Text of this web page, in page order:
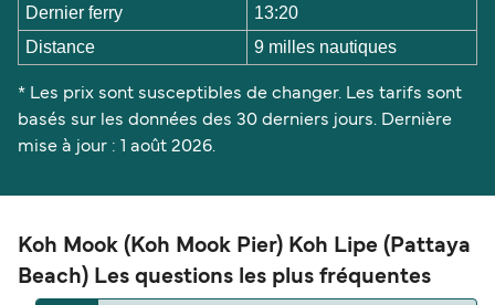
Dernier ferry
13:20
Distance
9 milles nautiques
* Les prix sont susceptibles de changer. Les tarifs sont
basés sur les données des 30 derniers jours. Dernière
mise à jour : 1 août 2026.
Koh Mook (Koh Mook Pier) Koh Lipe (Pattaya
Beach) Les questions les plus fréquentes